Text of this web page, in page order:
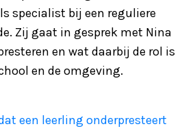
specialist bij een reguliere
Zij gaat in gesprek met Nina
en wat daarbij de rol is
en de omgeving.
een leerling onderpresteert